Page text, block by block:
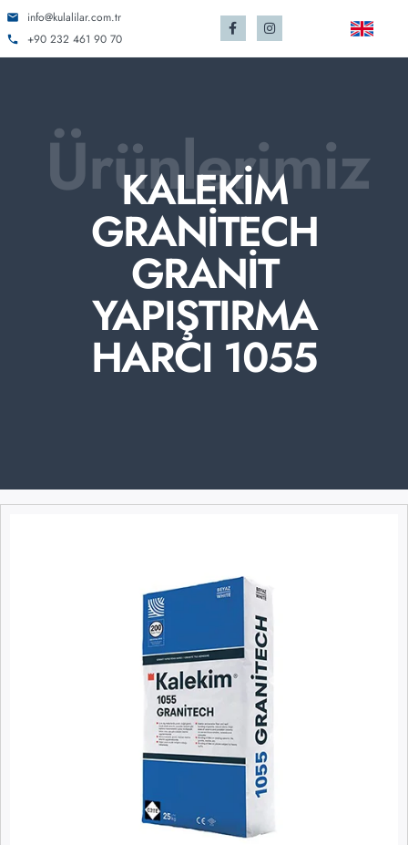
info@kulalilar.com.tr
+90 232 461 90 70
Ürünlerimiz
KALEKİM
GRANİTECH
GRANİT
YAPIŞTIRMA
HARCI 1055